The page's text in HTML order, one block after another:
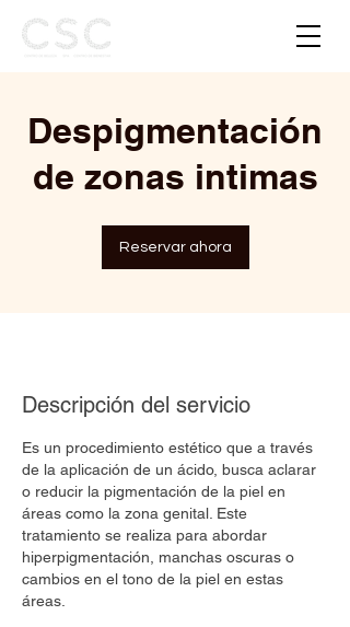
Despigmentación
de zonas intimas
Reservar ahora
Descripción del servicio
Es un procedimiento estético que a través
de la aplicación de un ácido, busca aclarar
o reducir la pigmentación de la piel en
áreas como la zona genital. Este
tratamiento se realiza para abordar
hiperpigmentación, manchas oscuras o
cambios en el tono de la piel en estas
áreas.